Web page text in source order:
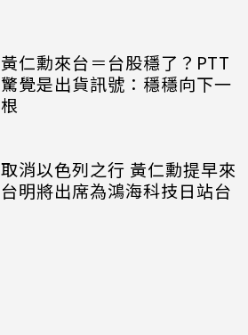
黃仁勳來台＝台股穩了？PTT
驚覺是出貨訊號：穩穩向下一
根
取消以色列之行 黃仁勳提早來
台明將出席為鴻海科技日站台